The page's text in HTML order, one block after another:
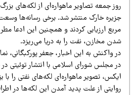
جمعه تصاویر ماهواره‌ای از لکه‌های بزرگ
ارزیابی کردند و همچنین این ادعا مطرح شد
مخازن، نفت را به دریا می‌ریزد.
واکنش به این اخبار، جعفر پورکبگانی، نماینده
مجلس شورای اسلامی با انتشار توئیتی در
تصویر ماهواره‌ای لکه‌های نفتی را با
از علت پدید آمدن این لکه‌ها در اطراف